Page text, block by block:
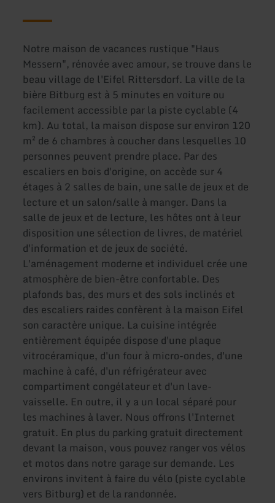
Notre maison de vacances rustique "Haus
Messern", rénovée avec amour, se trouve dans le
beau village de l'Eifel Rittersdorf. La ville de la
bière Bitburg est à 5 minutes en voiture ou
facilement accessible par la piste cyclable (4
km). Au total, la maison dispose sur environ 120
m² de 6 chambres à coucher dans lesquelles 10
personnes peuvent prendre place. Par des
escaliers en bois d'origine, on accède sur 4
étages à 2 salles de bain, une salle de jeux et de
lecture et un salon/salle à manger. Dans la
salle de jeux et de lecture, les hôtes ont à leur
disposition une sélection de livres, de matériel
d'information et de jeux de société.
L'aménagement moderne et individuel crée une
atmosphère de bien-être confortable. Des
plafonds bas, des murs et des sols inclinés et
des escaliers raides confèrent à la maison Eifel
son caractère unique. La cuisine intégrée
entièrement équipée dispose d'une plaque
vitrocéramique, d'un four à micro-ondes, d'une
machine à café, d'un réfrigérateur avec
compartiment congélateur et d'un lave-
vaisselle. En outre, il y a un local séparé pour
les machines à laver. Nous offrons l'Internet
gratuit. En plus du parking gratuit directement
devant la maison, vous pouvez ranger vos vélos
et motos dans notre garage sur demande. Les
environs invitent à faire du vélo (piste cyclable
vers Bitburg) et de la randonnée.